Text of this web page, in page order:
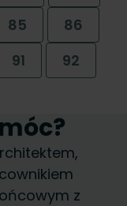
85
86
91
92
z